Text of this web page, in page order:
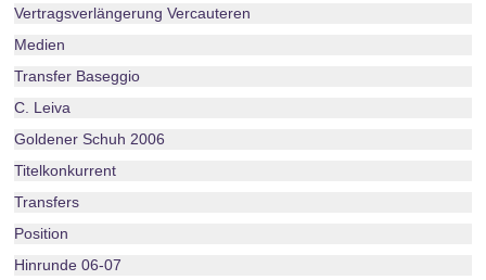
Vertragsverlängerung Vercauteren
Medien
Transfer Baseggio
C. Leiva
Goldener Schuh 2006
Titelkonkurrent
Transfers
Position
Hinrunde 06-07